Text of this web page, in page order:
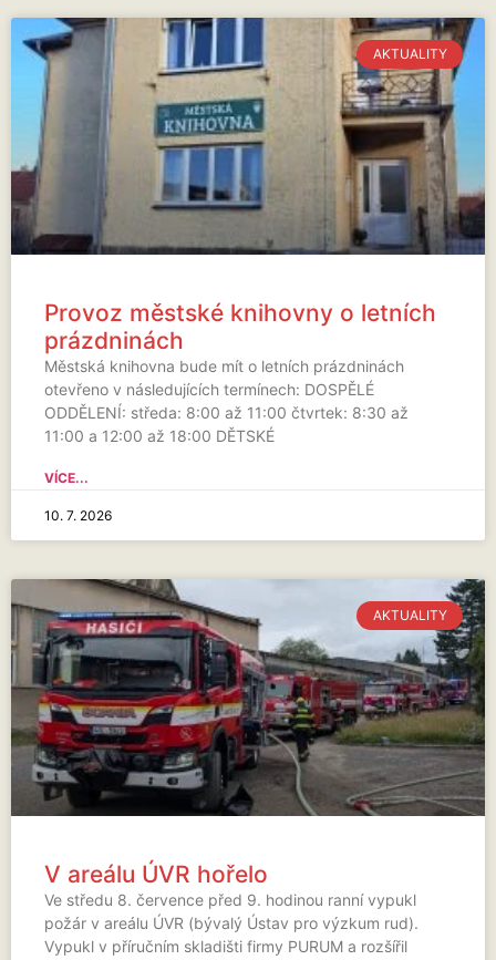
AKTUALITY
Provoz městské knihovny o letních
prázdninách
Městská knihovna bude mít o letních prázdninách
otevřeno v následujících termínech: DOSPĚLÉ
ODDĚLENÍ: středa: 8:00 až 11:00 čtvrtek: 8:30 až
11:00 a 12:00 až 18:00 DĚTSKÉ
VÍCE...
10. 7. 2026
AKTUALITY
V areálu ÚVR hořelo
Ve středu 8. července před 9. hodinou ranní vypukl
požár v areálu ÚVR (bývalý Ústav pro výzkum rud).
Vypukl v příručním skladišti firmy PURUM a rozšířil